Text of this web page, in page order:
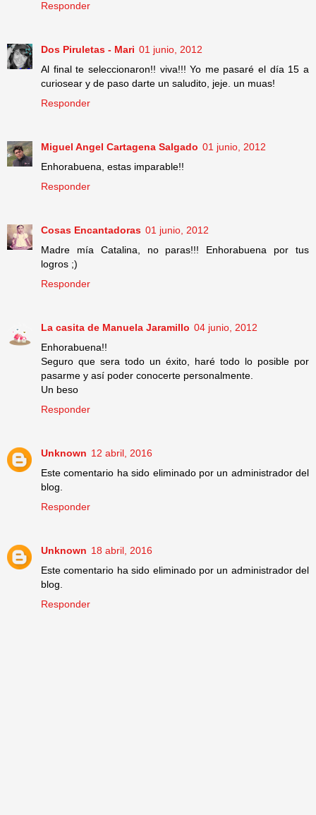
Responder
Dos Piruletas - Mari 01 junio, 2012
Al final te seleccionaron!! viva!!! Yo me pasaré el día 15 a
curiosear y de paso darte un saludito, jeje. un muas!
Responder
Miguel Angel Cartagena Salgado 01 junio, 2012
Enhorabuena, estas imparable!!
Responder
Cosas Encantadoras 01 junio, 2012
Madre mía Catalina, no paras!!! Enhorabuena por tus
logros ;)
Responder
La casita de Manuela Jaramillo 04 junio, 2012
Enhorabuena!!
Seguro que sera todo un éxito, haré todo lo posible por
pasarme y así poder conocerte personalmente.
Un beso
Responder
Unknown 12 abril, 2016
Este comentario ha sido eliminado por un administrador del
blog.
Responder
Unknown 18 abril, 2016
Este comentario ha sido eliminado por un administrador del
blog.
Responder